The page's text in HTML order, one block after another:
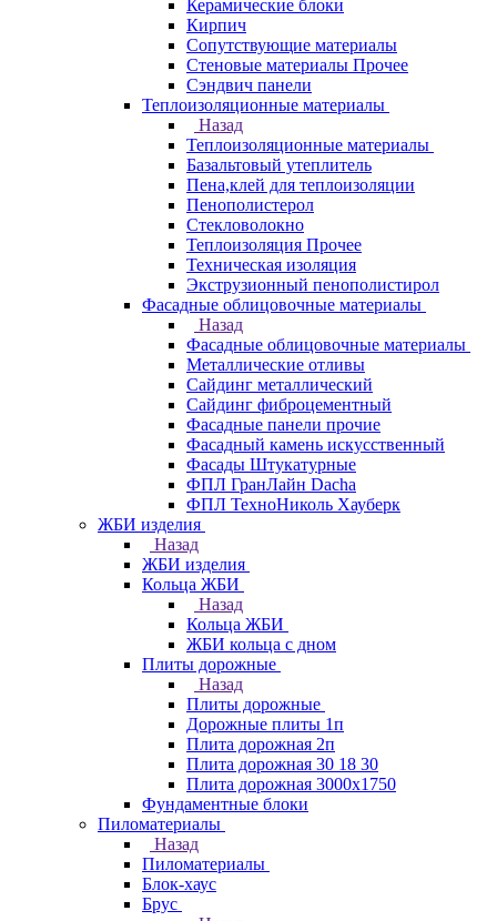
Керамические блоки
Кирпич
Сопутствующие материалы
Стеновые материалы Прочее
Сэндвич панели
Теплоизоляционные материалы
Назад
Теплоизоляционные материалы
Базальтовый утеплитель
Пена,клей для теплоизоляции
Пенополистерол
Стекловолокно
Теплоизоляция Прочее
Техническая изоляция
Экструзионный пенополистирол
Фасадные облицовочные материалы
Назад
Фасадные облицовочные материалы
Металлические отливы
Сайдинг металлический
Сайдинг фиброцементный
Фасадные панели прочие
Фасадный камень искусственный
Фасады Штукатурные
ФПЛ ГранЛайн Dacha
ФПЛ ТехноНиколь Хауберк
ЖБИ изделия
Назад
ЖБИ изделия
Кольца ЖБИ
Назад
Кольца ЖБИ
ЖБИ кольца с дном
Плиты дорожные
Назад
Плиты дорожные
Дорожные плиты 1п
Плита дорожная 2п
Плита дорожная 30 18 30
Плита дорожная 3000х1750
Фундаментные блоки
Пиломатериалы
Назад
Пиломатериалы
Блок-хаус
Брус